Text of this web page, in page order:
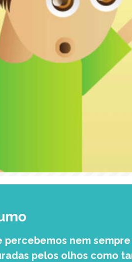
percebemos nem
pelos olhos como